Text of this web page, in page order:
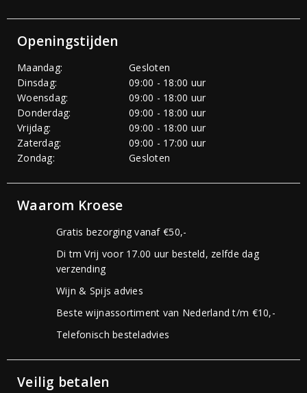
Openingstijden
Maandag:
Gesloten
Dinsdag:
09:00 - 18:00 uur
Woensdag:
09:00 - 18:00 uur
Donderdag:
09:00 - 18:00 uur
Vrijdag:
09:00 - 18:00 uur
Zaterdag:
09:00 - 17:00 uur
Zondag:
Gesloten
Waarom Kroese
Gratis bezorging vanaf €50,-
Di tm Vrij voor 17.00 uur besteld, zelfde dag
verzending
Wijn & Spijs advies
Beste wijnassortiment van Nederland t/m €10,-
Telefonisch besteladvies
Veilig betalen